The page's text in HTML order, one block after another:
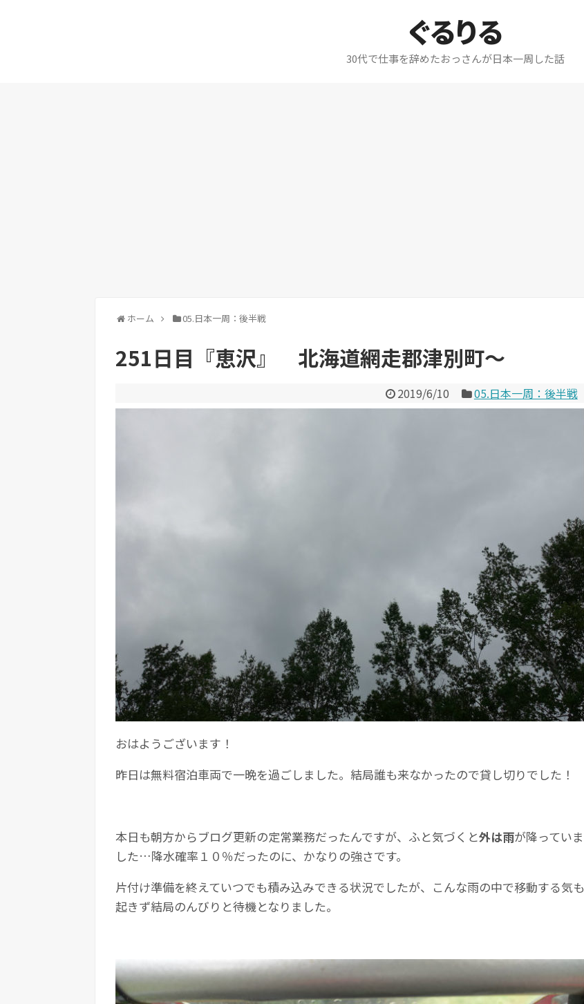
ぐるりる
30代で仕事を辞めたおっさんが日本一周した話
ホーム 05.日本一周：後半戦
251日目『恵沢』 北海道網走郡津別町～
2019/6/10 05.日本一周：後半戦
おはようございます！
昨日は無料宿泊車両で一晩を過ごしました。結局誰も来なかったので貸し切りでした！
本日も朝方からブログ更新の定常業務だったんですが、ふと気づくと外は雨が降っていま
した…降水確率１０％だったのに、かなりの強さです。
片付け準備を終えていつでも積み込みできる状況でしたが、こんな雨の中で移動する気も
起きず結局のんびりと待機となりました。